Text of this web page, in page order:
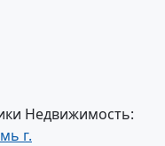
Недвижимость:
г.